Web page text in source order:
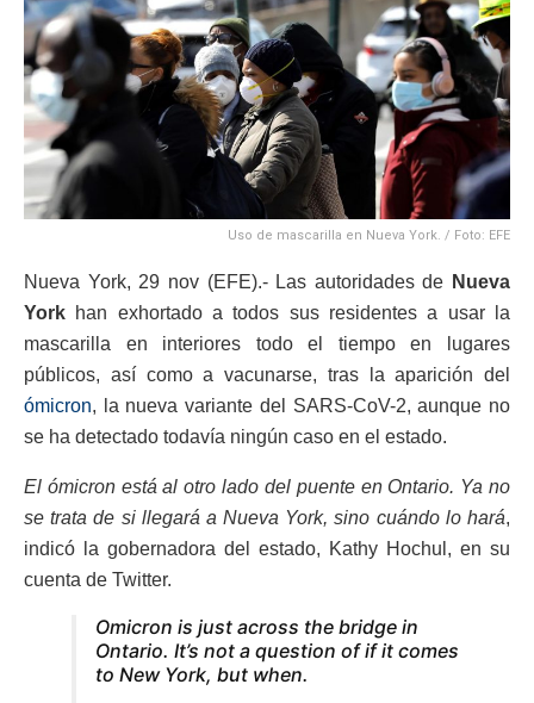
Uso de mascarilla en Nueva York. / Foto: EFE
Nueva York, 29 nov (EFE).- Las autoridades de Nueva
York han exhortado a todos sus residentes a usar la
mascarilla en interiores todo el tiempo en lugares
públicos, así como a vacunarse, tras la aparición del
ómicron, la nueva variante del SARS-CoV-2, aunque no
se ha detectado todavía ningún caso en el estado.
El ómicron está al otro lado del puente en Ontario. Ya no
se trata de si llegará a Nueva York, sino cuándo lo hará,
indicó la gobernadora del estado, Kathy Hochul, en su
cuenta de Twitter.
Omicron is just across the bridge in
Ontario. It’s not a question of if it comes
to New York, but when.